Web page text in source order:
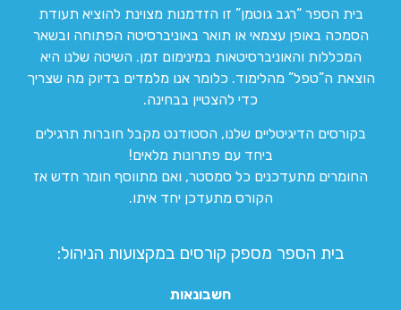
בית הספר “רגב גוטמן” זו הזדמנות מצוינת להוציא תעודת
הסמכה באופן עצמאי או תואר באוניברסיטה הפתוחה ובשאר
המכללות והאוניברסיטאות במינימום זמן. השיטה שלנו היא
הוצאת ה”טפל” מהלימוד. כלומר אנו מלמדים בדיוק מה שצריך
כדי להצטיין בבחינה.
בקורסים הדיגיטליים שלנו, הסטודנט מקבל חוברות תרגילים
ביחד עם פתרונות מלאים!
החומרים מתעדכנים כל סמסטר, ואם מתווסף חומר חדש אז
הקורס מתעדכן יחד איתו.
בית הספר מספק קורסים במקצועות הניהול:
חשבונאות